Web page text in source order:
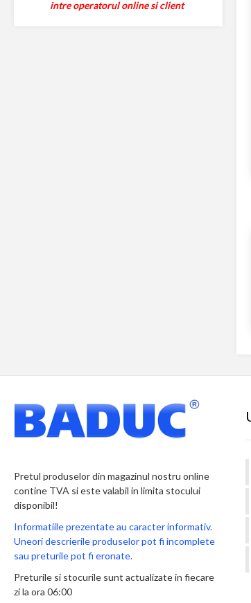
intre operatorul online si client
Pretul produselor din magazinul nostru online
contine TVA si este valabil in limita stocului
disponibil!
Informatiile prezentate au caracter informativ.
Uneori descrierile produselor pot fi incomplete
sau preturile pot fi eronate.
Preturile si stocurile sunt actualizate in fiecare
zi la ora 06:00